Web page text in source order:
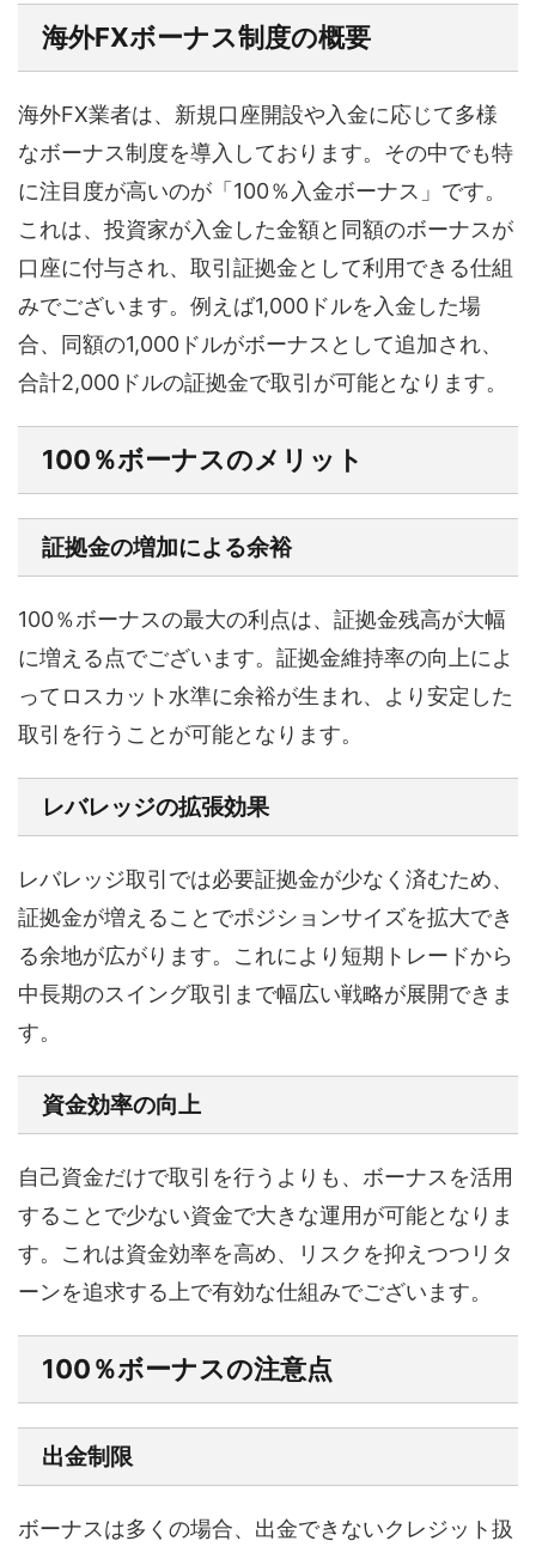
海外FXボーナス制度の概要
海外FX業者は、新規口座開設や入金に応じて多様
なボーナス制度を導入しております。その中でも特
に注目度が高いのが「100％入金ボーナス」です。
これは、投資家が入金した金額と同額のボーナスが
口座に付与され、取引証拠金として利用できる仕組
みでございます。例えば1,000ドルを入金した場
合、同額の1,000ドルがボーナスとして追加され、
合計2,000ドルの証拠金で取引が可能となります。
100％ボーナスのメリット
証拠金の増加による余裕
100％ボーナスの最大の利点は、証拠金残高が大幅
に増える点でございます。証拠金維持率の向上によ
ってロスカット水準に余裕が生まれ、より安定した
取引を行うことが可能となります。
レバレッジの拡張効果
レバレッジ取引では必要証拠金が少なく済むため、
証拠金が増えることでポジションサイズを拡大でき
る余地が広がります。これにより短期トレードから
中長期のスイング取引まで幅広い戦略が展開できま
す。
資金効率の向上
自己資金だけで取引を行うよりも、ボーナスを活用
することで少ない資金で大きな運用が可能となりま
す。これは資金効率を高め、リスクを抑えつつリタ
ーンを追求する上で有効な仕組みでございます。
100％ボーナスの注意点
出金制限
ボーナスは多くの場合、出金できないクレジット扱